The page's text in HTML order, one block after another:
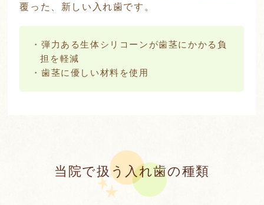
覆った、新しい入れ歯です。
・弾力ある生体シリコーンが歯茎にかかる負
担を軽減
・歯茎に優しい材料を使用
当院で扱う入れ歯の種類